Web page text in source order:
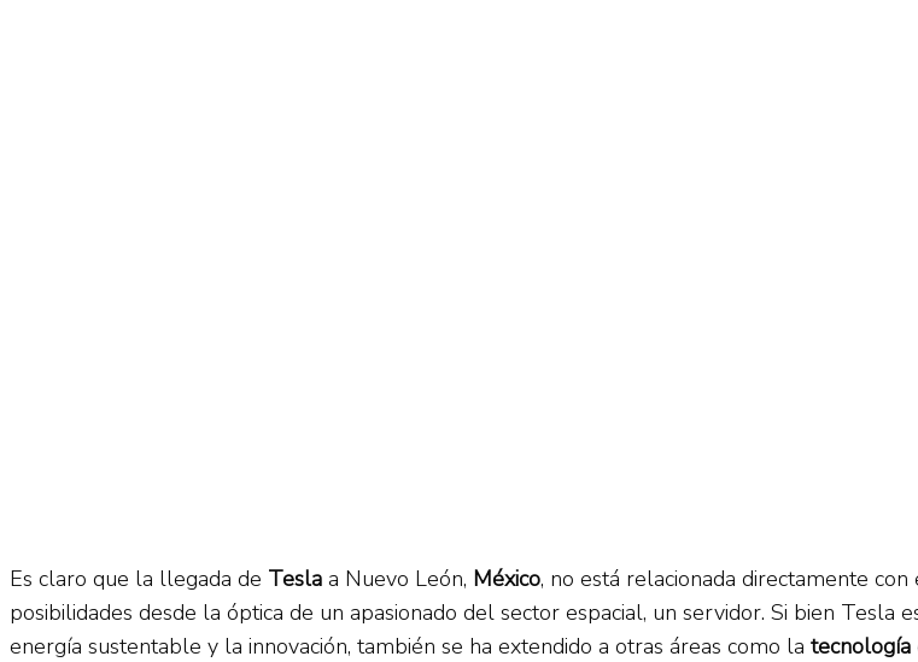
Es claro que la llegada de Tesla a Nuevo León, México, no está relacionada directamente
posibilidades desde la óptica de un apasionado del sector espacial, un servidor. Si bien
energía sustentable y la innovación, también se ha extendido a otras áreas como la tecnología